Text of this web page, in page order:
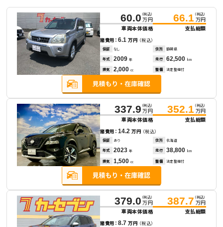
60.0 （税込）
万円
車両本体価格
66.1 （税込）
万円
支払総額
諸費用：6.1万円 （税込）
保証 なし 住所 静岡県
年式 2009 年 走行 62,500 km
排気 2,000 cc 整備 法定整備付
337.9 （税込）
万円
車両本体価格
352.1 （税込）
万円
支払総額
諸費用：14.2万円 （税込）
保証 あり 住所 北海道
年式 2023 年 走行 38,800 km
排気 1,500 cc 整備 法定整備付
379.0 （税込）
万円
車両本体価格
387.7 （税込）
万円
支払総額
諸費用：8.7万円 （税込）